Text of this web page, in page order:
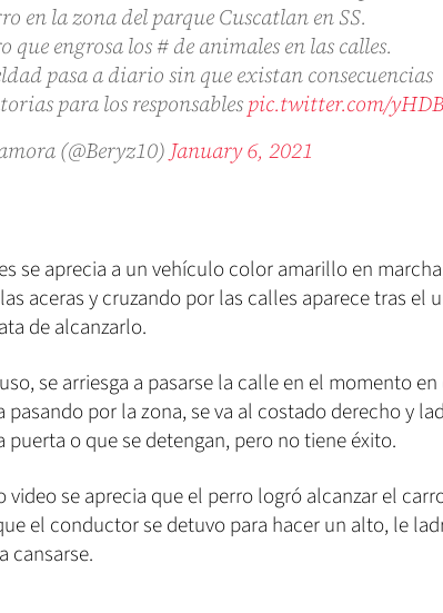
en la zona del parque Cuscatlan en SS.
que engrosa los # de animales en las calles.
pasa a diario sin que existan consecuencias
para los responsablespic.twitter.com/
(@Beryz10) January 6, 2021
se aprecia a un vehículo color amarillo en
aceras y cruzando por las calles aparece tras el
de alcanzarlo.
se arriesga a pasarse la calle en el momento
por la zona, se va al costado derecho y
puerta o que se detengan, pero no tiene éxito.
video se aprecia que el perro logró alcanzar el
el conductor se detuvo para hacer un alto, le
cansarse.